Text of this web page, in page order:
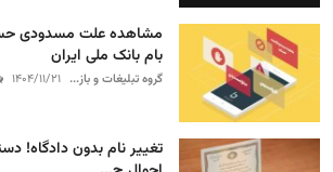
بام بانک ملی ایران
گروه تبلیغات و باز... ۱۴۰۴/۱۱/۲۱
تغییر نام بدون دادگاه!